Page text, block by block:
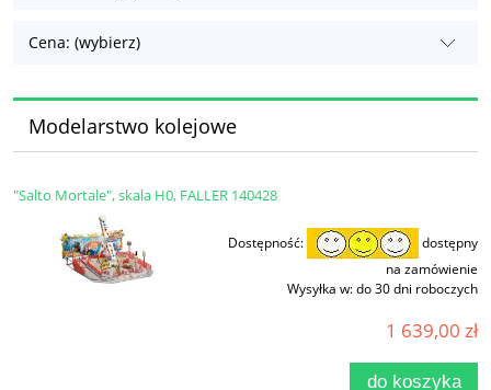
Cena: (wybierz)
Modelarstwo kolejowe
"Salto Mortale", skala H0, FALLER 140428
Dostępność:
dostępny
na zamówienie
Wysyłka w:do 30 dni roboczych
1 639,00 zł
do koszyka